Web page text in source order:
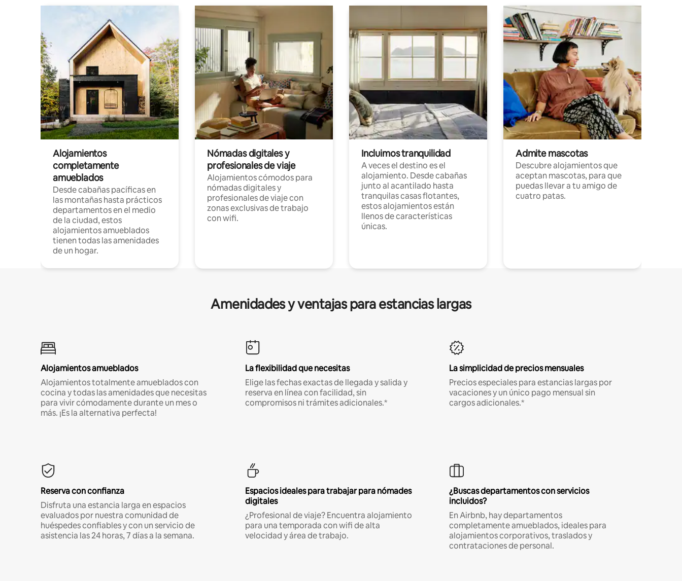
Alojamientos
completamente
amueblados
Desde cabañas pacíficas en
las montañas hasta prácticos
departamentos en el medio
de la ciudad, estos
alojamientos amueblados
tienen todas las amenidades
de un hogar.
Nómadas digitales y
profesionales de viaje
Alojamientos cómodos para
nómadas digitales y
profesionales de viaje con
zonas exclusivas de trabajo
con wifi.
Incluimos tranquilidad
A veces el destino es el
alojamiento. Desde cabañas
junto al acantilado hasta
tranquilas casas flotantes,
estos alojamientos están
llenos de características
únicas.
Admite mascotas
Descubre alojamientos que
aceptan mascotas, para que
puedas llevar a tu amigo de
cuatro patas.
Amenidades y ventajas para estancias largas
Alojamientos amueblados
Alojamientos totalmente amueblados con
cocina y todas las amenidades que necesitas
para vivir cómodamente durante un mes o
más. ¡Es la alternativa perfecta!
La flexibilidad que necesitas
Elige las fechas exactas de llegada y salida y
reserva en línea con facilidad, sin
compromisos ni trámites adicionales.*
La simplicidad de precios mensuales
Precios especiales para estancias largas por
vacaciones y un único pago mensual sin
cargos adicionales.*
Reserva con confianza
Disfruta una estancia larga en espacios
evaluados por nuestra comunidad de
huéspedes confiables y con un servicio de
asistencia las 24 horas, 7 días a la semana.
Espacios ideales para trabajar para nómades
digitales
¿Profesional de viaje? Encuentra alojamiento
para una temporada con wifi de alta
velocidad y área de trabajo.
¿Buscas departamentos con servicios
incluidos?
En Airbnb, hay departamentos
completamente amueblados, ideales para
alojamientos corporativos, traslados y
contrataciones de personal.